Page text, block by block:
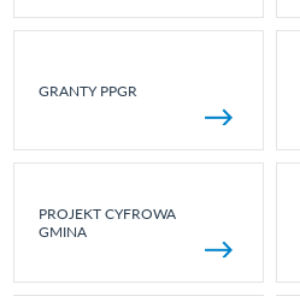
GRANTY PPGR
PROJEKT CYFROWA
GMINA